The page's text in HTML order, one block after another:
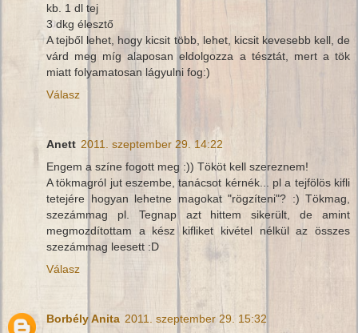
kb. 1 dl tej
3 dkg élesztő
A tejből lehet, hogy kicsit több, lehet, kicsit kevesebb kell, de
várd meg míg alaposan eldolgozza a tésztát, mert a tök
miatt folyamatosan lágyulni fog:)
Válasz
Anett 2011. szeptember 29. 14:22
Engem a színe fogott meg :)) Tököt kell szereznem!
A tökmagról jut eszembe, tanácsot kérnék... pl a tejfölös kifli
tetejére hogyan lehetne magokat "rögzíteni"? :) Tökmag,
szezámmag pl. Tegnap azt hittem sikerült, de amint
megmozdítottam a kész kifliket kivétel nélkül az összes
szezámmag leesett :D
Válasz
Borbély Anita 2011. szeptember 29. 15:32